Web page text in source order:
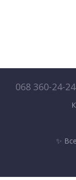
068 360-24-24
✨